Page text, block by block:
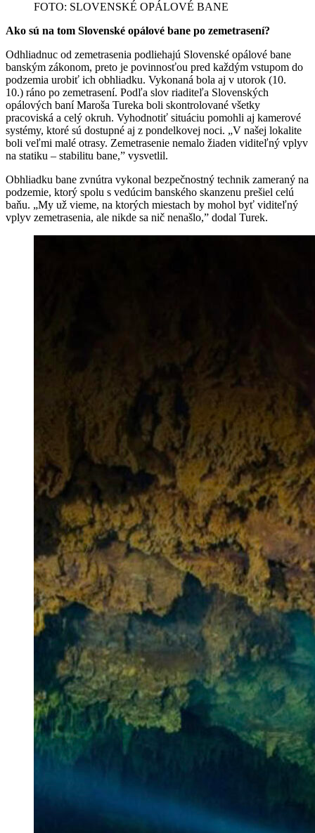
FOTO: SLOVENSKÉ OPÁLOVÉ BANE
Ako sú na tom Slovenské opálové bane po zemetrasení?
Odhliadnuc od zemetrasenia podliehajú Slovenské opálové bane
banským zákonom, preto je povinnosťou pred každým vstupom do
podzemia urobiť ich obhliadku. Vykonaná bola aj v utorok (10.
10.) ráno po zemetrasení. Podľa slov riaditeľa Slovenských
opálových baní Maroša Tureka boli skontrolované všetky
pracoviská a celý okruh. Vyhodnotiť situáciu pomohli aj kamerové
systémy, ktoré sú dostupné aj z pondelkovej noci. „V našej lokalite
boli veľmi malé otrasy. Zemetrasenie nemalo žiaden viditeľný vplyv
na statiku – stabilitu bane,” vysvetlil.
Obhliadku bane zvnútra vykonal bezpečnostný technik zameraný na
podzemie, ktorý spolu s vedúcim banského skanzenu prešiel celú
baňu. „My už vieme, na ktorých miestach by mohol byť viditeľný
vplyv zemetrasenia, ale nikde sa nič nenašlo,” dodal Turek.